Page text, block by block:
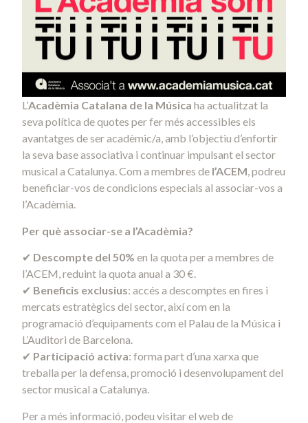
L’Acadèmia Catalana de la Música ha actualitzat la
seva política de quotes per fer més accessibles els
avantatges de ser acadèmic/a, amb l’objectiu d’enfortir
la seva base associativa i continuar impulsant el sector
musical a Catalunya. Com a membres de l’ACEM, podreu
beneficiar-vos de condicions especials al associar-vos a
l’Acadèmia.
Per què associar-se a l’Acadèmia?
✔ Descompte del 50% en la quota per a membres de
l’ACEM, reduint la quota anual a 30 €.
✔ Beneficis exclusius: accés a descomptes en fires i
mercats estratègics del sector, així com en la
programació d’equipaments com el Palau de la Música i
L’Auditori de Barcelona.
✔ Participació activa: forma part d’una xarxa que
treballa per la defensa, promoció i desenvolupament del
sector musical a Catalunya.
Per a més informació, podeu visitar el web de